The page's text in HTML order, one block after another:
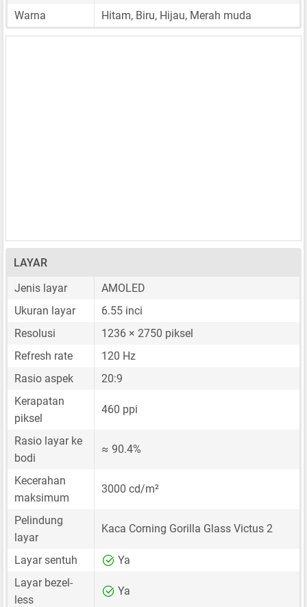
Warna
Hitam, Biru, Hijau, Merah muda
LAYAR
Jenis layar
AMOLED
Ukuran layar
6.55 inci
Resolusi
1236 × 2750 piksel
Refresh rate
120 Hz
Rasio aspek
20:9
Kerapatan
piksel
460 ppi
Rasio layar ke
bodi
≈ 90.4%
Kecerahan
maksimum
3000 cd/m²
Pelindung
layar
Kaca Corning Gorilla Glass Victus 2
Layar sentuh
Ya
Layar bezel-
less
Ya